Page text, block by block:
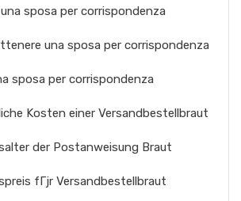
sposa per corrispondenza
una sposa per corrispondenza
sposa per corrispondenza
Kosten einer Versandbestellbraut
der Postanweisung Braut
fГјr Versandbestellbraut